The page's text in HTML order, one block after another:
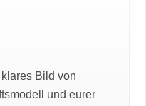
Bild von
und eurer